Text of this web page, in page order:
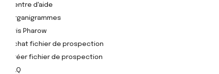
Centre d'aide
Organigrammes
Avis Pharow
Achat fichier de prospection
Créer fichier de prospection
FAQ